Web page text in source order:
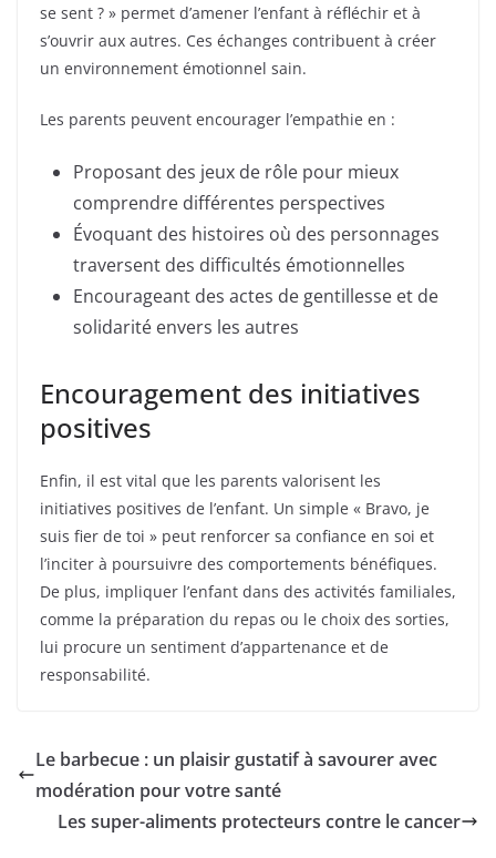
se sent ? » permet d’amener l’enfant à réfléchir et à
s’ouvrir aux autres. Ces échanges contribuent à créer
un environnement émotionnel sain.
Les parents peuvent encourager l’empathie en :
Proposant des jeux de rôle pour mieux
comprendre différentes perspectives
Évoquant des histoires où des personnages
traversent des difficultés émotionnelles
Encourageant des actes de gentillesse et de
solidarité envers les autres
Encouragement des initiatives
positives
Enfin, il est vital que les parents valorisent les
initiatives positives de l’enfant. Un simple « Bravo, je
suis fier de toi » peut renforcer sa confiance en soi et
l’inciter à poursuivre des comportements bénéfiques.
De plus, impliquer l’enfant dans des activités familiales,
comme la préparation du repas ou le choix des sorties,
lui procure un sentiment d’appartenance et de
responsabilité.
Le barbecue : un plaisir gustatif à savourer avec
modération pour votre santé
Les super-aliments protecteurs contre le cancer